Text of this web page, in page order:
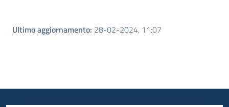
Ultimo aggiornamento: 28-02-2024, 11:07